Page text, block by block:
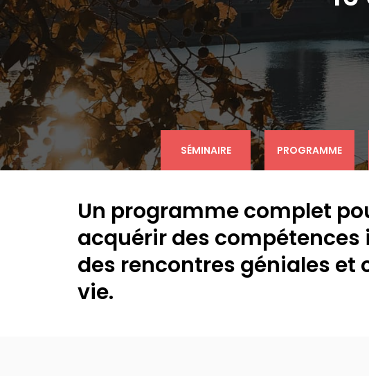
SÉMINAIRE PROGRAMME
Un programme complet
acquérir des
des rencontres géniales et
vie.